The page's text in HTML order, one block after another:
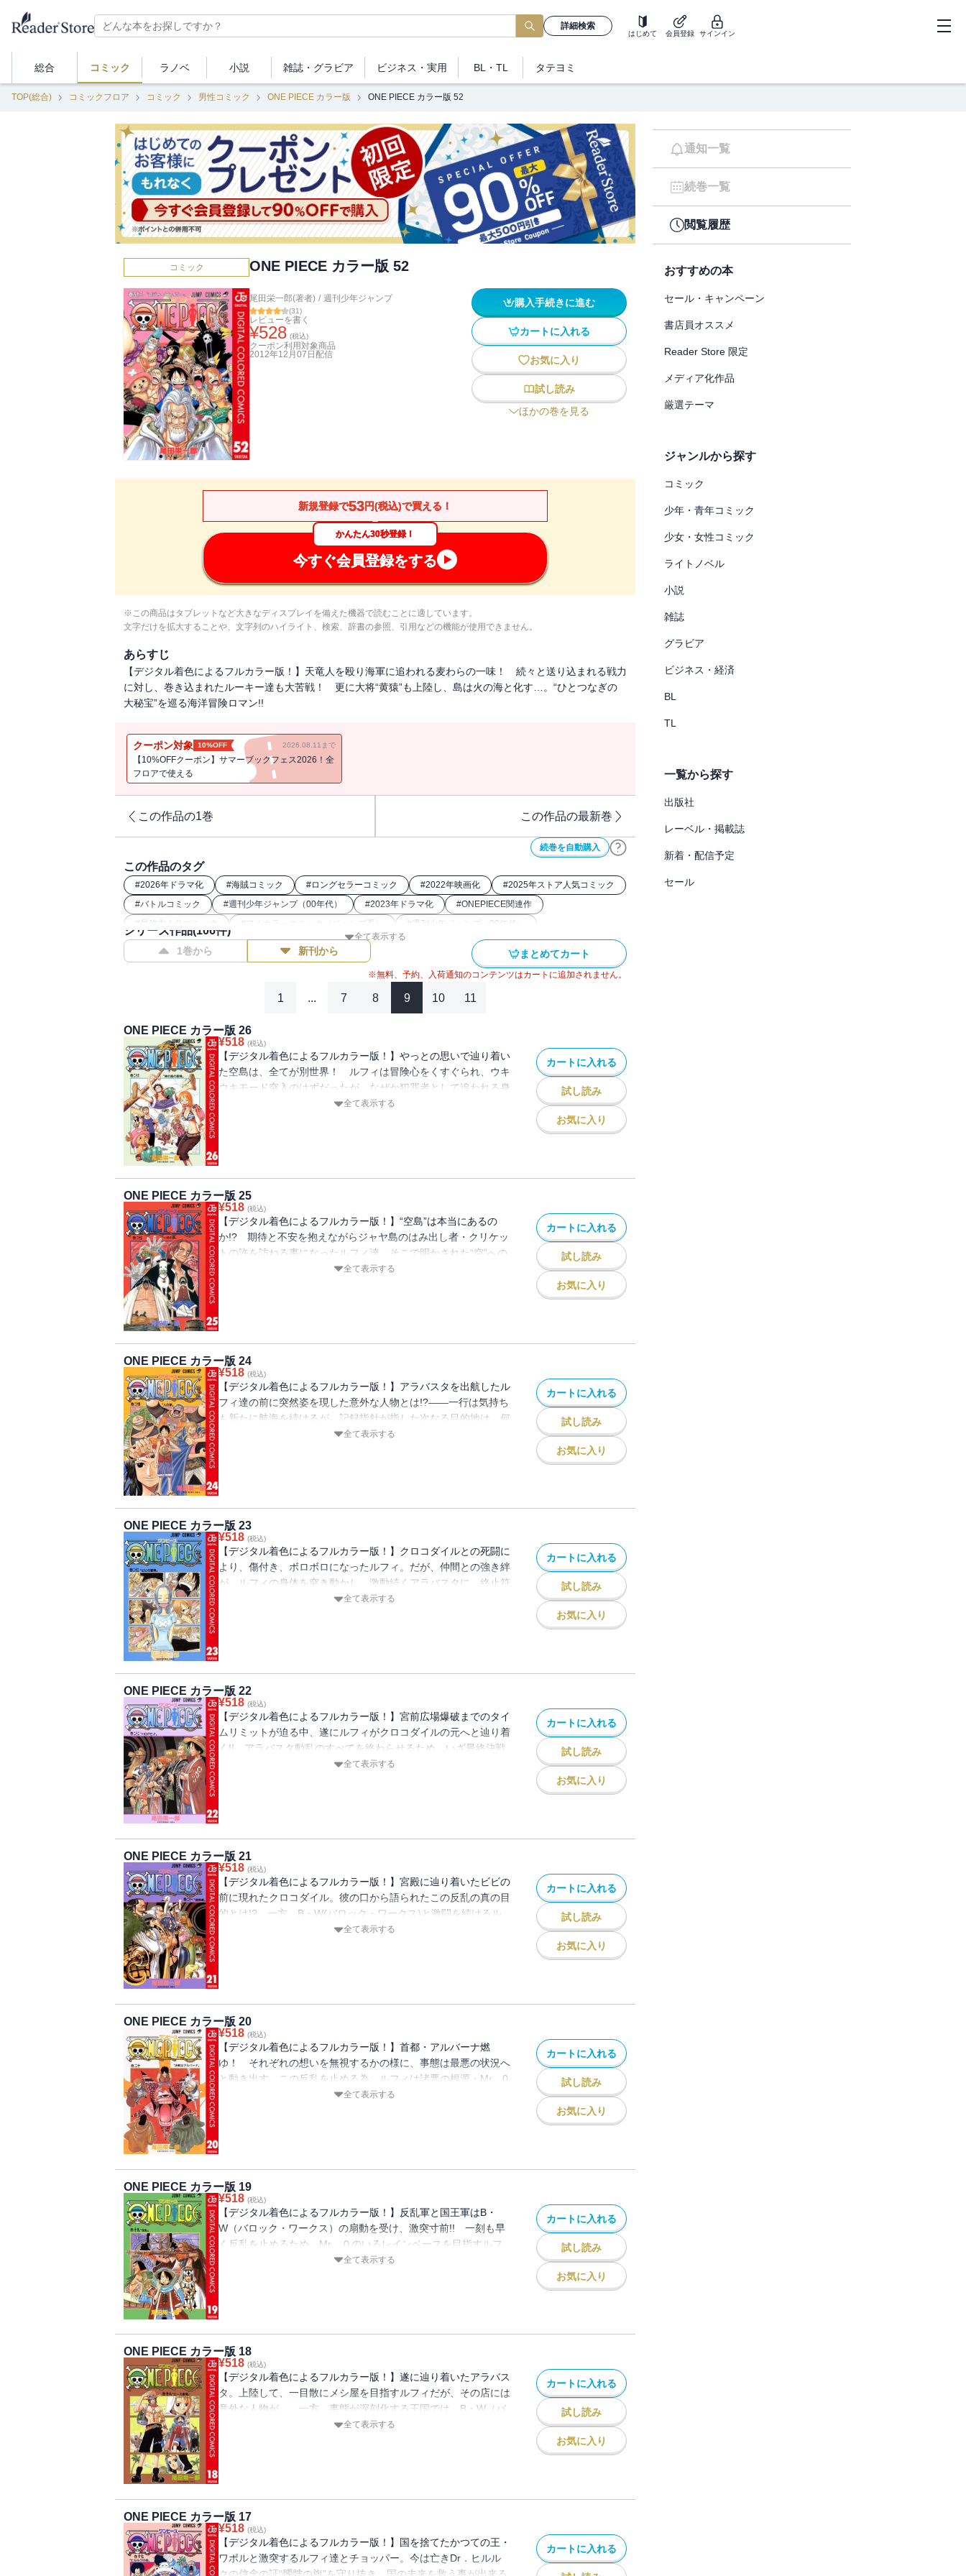
詳細検索
はじめて 会員登録 サインイン
総合 コミック ラノベ 小説 雑誌・ グラビア ビジネス ・実用 BL・TL タテヨミ
TOP(総合) コミックフロア コミック 男性コミック ONE PIECE カラー版 ONE PIECE カラー版 52
コミック ONE PIECE カラー版 52
尾田栄一郎(著者) / 週刊少年ジャンプ
(31)
レビューを書く
¥528 (税込)
クーポン利用対象商品
2012年12月07日 配信
購入手続きに進む
カートに入れる
お気に入り
試し読み
ほかの巻を見る
新規登録で53円(税込)で買える！
かんたん30秒登録！
今すぐ会員登録をする
※この商品はタブレットなど大きなディスプレイを備えた機器で読むことに適しています。
文字だけを拡大することや、文字列のハイライト、検索、辞書の参照、引用などの機能が使用できません。
あらすじ
【デジタル着色によるフルカラー版！】天竜人を殴り海軍に追われる麦わらの一味！ 続々と送り込まれる戦力
に対し、巻き込まれたルーキー達も大苦戦！ 更に大将“黄猿”も上陸し、島は火の海と化す…。“ひとつなぎの
大秘宝”を巡る海洋冒険ロマン!!
クーポン対象 10%OFF 2026.08.11まで
【10%OFFクーポン】サマーブックフェス2026！全
フロアで使える
この作品の1巻 この作品の最新巻
続巻を自動購入
この作品のタグ
#2026年ドラマ化 #海賊コミック #ロングセラーコミック #2022年映画化 #2025年ストア人気コミック
#バトルコミック #週刊少年ジャンプ（00年代） #2023年ドラマ化 #ONEPIECE関連作
# 最強主人公コミック # フルカラーコミック（ジャンプ系） #週刊少年ジャンプ（90年代）
#26年春ドラマ・映画化
全て表示する
シリーズ作品(106件)
1巻から 新刊から まとめてカート
※無料、予約、入荷通知のコンテンツはカートに追加されません。
1 ... 7 8 9 10 11
ONE PIECE カラー版 26
¥518 (税込)
【デジタル着色によるフルカラー版！】やっとの思いで辿り着い
た空島は、全てが別世界！ ルフィは冒険心をくすぐられ、ウキ
ウキモード突入のはずだったが、なぜか犯罪者として追われる身
となり…!? “ひとつなぎの大秘宝（ワンピース）”を巡る海洋冒
全て表示する
カートに入れる
試し読み
お気に入り
ONE PIECE カラー版 25
¥518 (税込)
【デジタル着色によるフルカラー版！】“空島”は本当にあるの
か!? 期待と不安を抱えながらジャヤ島のはみ出し者・クリケッ
トの許を訪ねる事になったルフィ達。そこで明かされた“空”への
可能性とは!? “ひとつなぎの大秘宝（ワンピース）”を巡る海洋
全て表示する
カートに入れる
試し読み
お気に入り
ONE PIECE カラー版 24
¥518 (税込)
【デジタル着色によるフルカラー版！】アラバスタを出航したル
フィ達の前に突然姿を現した意外な人物とは!?――一行は気持ち
も新たに航海を続けるが、記録指針が指した次なる目的地は、何
と“空”!? “ひとつなぎの大秘宝（ワンピース）”を巡る海洋冒険
全て表示する
カートに入れる
試し読み
お気に入り
ONE PIECE カラー版 23
¥518 (税込)
【デジタル着色によるフルカラー版！】クロコダイルとの死闘に
より、傷付き、ボロボロになったルフィ。だが、仲間との強き絆
が、ルフィの身体を突き動かし、激動続くアラバスタに、終止符
を打つ!! “ひとつなぎの大秘宝（ワンピース）”を巡る海洋冒険
全て表示する
カートに入れる
試し読み
お気に入り
ONE PIECE カラー版 22
¥518 (税込)
【デジタル着色によるフルカラー版！】宮前広場爆破までのタイ
ムリミットが迫る中、遂にルフィがクロコダイルの元へと辿り着
く!! アラバスタ動乱のすべてを終わらせるため、いざ最終決戦
へ臨む!! “ひとつなぎの大秘宝（ワンピース）”を巡る海洋冒険
全て表示する
カートに入れる
試し読み
お気に入り
ONE PIECE カラー版 21
¥518 (税込)
【デジタル着色によるフルカラー版！】宮殿に辿り着いたビビの
前に現れたクロコダイル。彼の口から語られたこの反乱の真の目
的とは!? 一方、B・W(バロック・ワークス)と激闘を続けるル
フィ一行は、敵の能力に大苦戦!! “ひとつなぎの大秘宝（ワンピ
全て表示する
カートに入れる
試し読み
お気に入り
ONE PIECE カラー版 20
¥518 (税込)
【デジタル着色によるフルカラー版！】首都・アルバーナ燃
ゆ！ それぞれの想いを無視するかの様に、事態は最悪の状況へ
と動き出す。この反乱を止める為、ルフィは諸悪の根源・Mr．0
に一人挑むが!? “ひとつなぎの大秘宝（ワンピース）”を巡る海
全て表示する
カートに入れる
試し読み
お気に入り
ONE PIECE カラー版 19
¥518 (税込)
【デジタル着色によるフルカラー版！】反乱軍と国王軍はB・
W（バロック・ワークス）の扇動を受け、激突寸前!! 一刻も早
く反乱を止めるため、Mr．０のいるレインベースを目指すルフ
ィ達だが、罠に落ち、囚われの身となる…。“ひとつなぎの大秘
全て表示する
カートに入れる
試し読み
お気に入り
ONE PIECE カラー版 18
¥518 (税込)
【デジタル着色によるフルカラー版！】遂に辿り着いたアラバス
タ。上陸して、一目散にメシ屋を目指すルフィだが、その店には
意外な人物が…。一方、事態が深刻化する王国では、B・W（バ
ロック・ワークス）のMr．0が動き出す!! “ひとつなぎの大秘宝
全て表示する
カートに入れる
試し読み
お気に入り
ONE PIECE カラー版 17
¥518 (税込)
【デジタル着色によるフルカラー版！】国を捨てたかつての王・
ワポルと激突するルフィ達とチョッパー。今は亡きDr．ヒルル
カートに入れる
通知一覧
続巻一覧
閲覧履歴
おすすめの本
セール・キャンペーン
書店員オススメ
Reader Store 限定
メディア化作品
厳選テーマ
ジャンルから探す
コミック
少年・青年コミック
少女・女性コミック
ライトノベル
小説
雑誌
グラビア
ビジネス・経済
BL
TL
一覧から探す
出版社
レーベル・掲載誌
新着・配信予定
セール